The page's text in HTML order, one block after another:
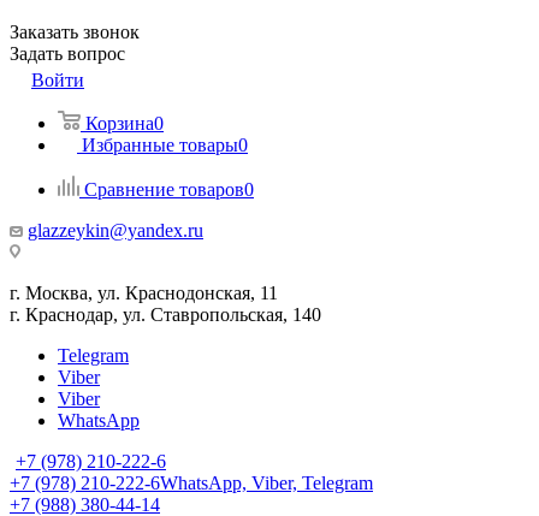
Заказать звонок
Задать вопрос
Войти
Корзина0
Избранные товары0
Сравнение товаров0
glazzeykin@yandex.ru
г. Москва, ул. Краснодонская, 11
г. Краснодар, ул. Ставропольская, 140
Telegram
Viber
Viber
WhatsApp
+7 (978) 210-222-6
+7 (978) 210-222-6WhatsApp, Viber, Telegram
+7 (988) 380-44-14